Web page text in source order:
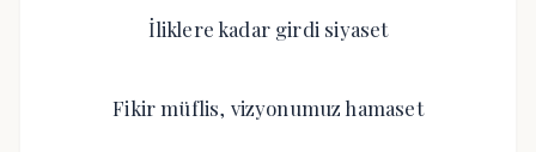
İliklere kadar girdi siyaset
Fikir müflis, vizyonumuz hamaset